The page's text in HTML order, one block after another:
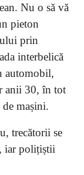
Nu o să vă
pieton
prin
interbelică
automobil,
anii 30, în tot
mașini.
trecătorii se
iar polițiștii